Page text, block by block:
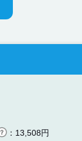
ご確
：13,508円